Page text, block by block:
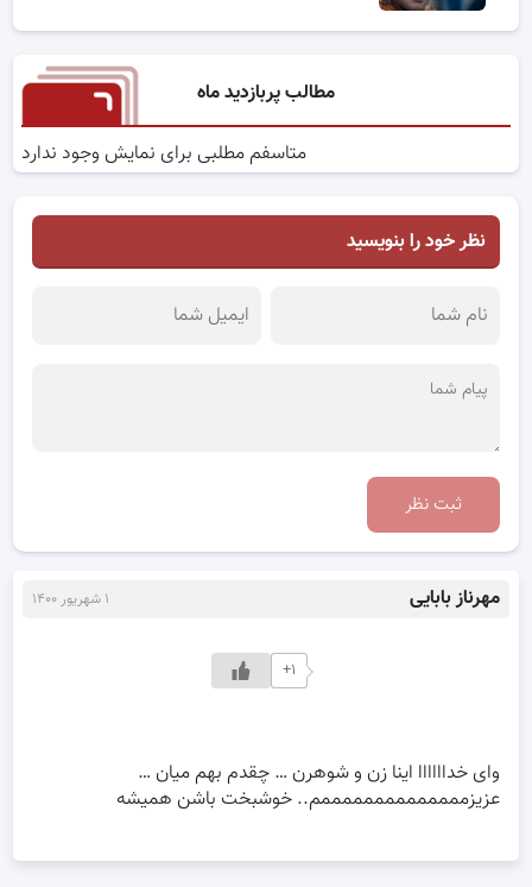
مطالب پربازدید ماه
متاسفم مطلبی برای نمایش وجود ندارد
نظر خود را بنویسید
ثبت نظر
مهرناز بابایی ۱ شهریور ۱۴۰۰
+۱
وای خداااااا اینا زن و شوهرن … چقدم بهم میان …
عزیزممممممممممممممم.. خوشبخت باشن همیشه